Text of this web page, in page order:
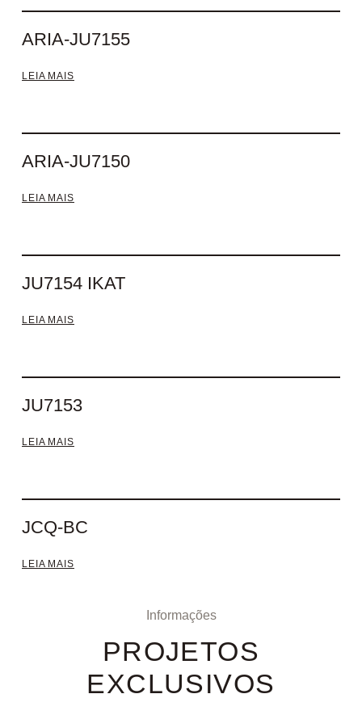
ARIA-JU7155
LEIA MAIS
ARIA-JU7150
LEIA MAIS
JU7154 IKAT
LEIA MAIS
JU7153
LEIA MAIS
JCQ-BC
LEIA MAIS
Informações
PROJETOS
EXCLUSIVOS